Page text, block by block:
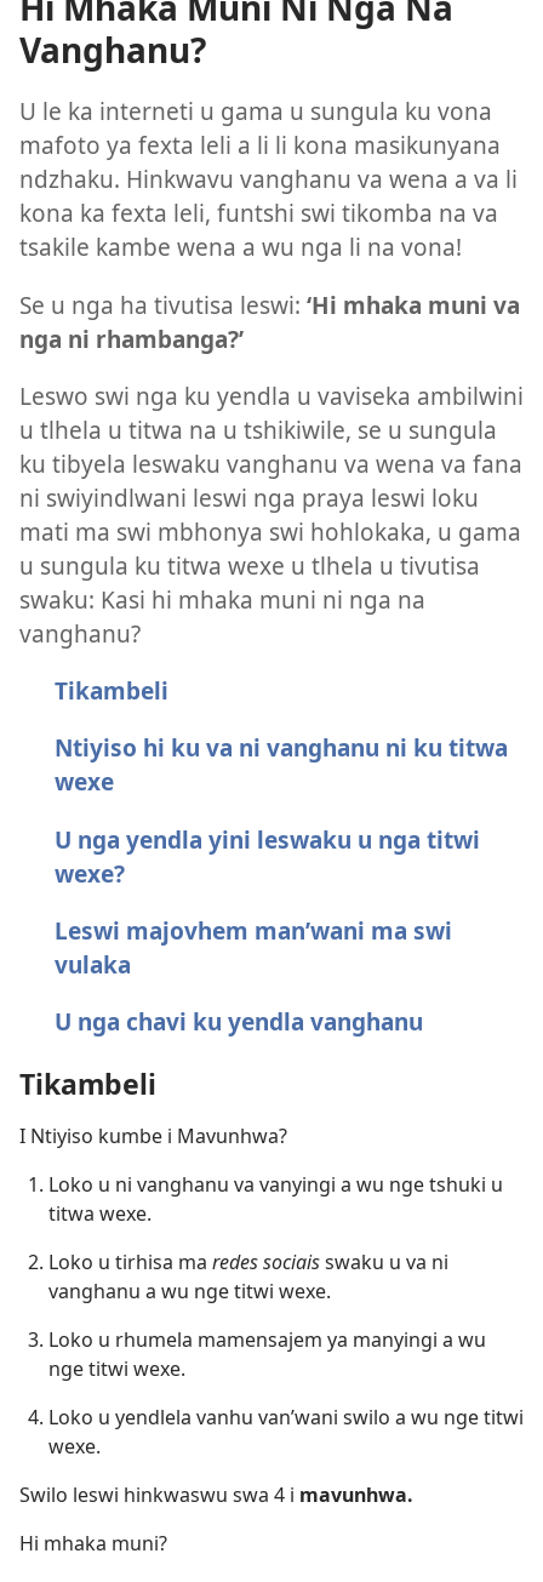
Vanghanu?
U le ka interneti u gama u sungula ku vona
mafoto ya fexta leli a li li kona masikunyana
ndzhaku. Hinkwavu vanghanu va wena a va li
kona ka fexta leli, funtshi swi tikomba na va
tsakile kambe wena a wu nga li na vona!
Se u nga ha tivutisa leswi: ‘Hi mhaka muni va
nga ni rhambanga?’
Leswo swi nga ku yendla u vaviseka ambilwini
u tlhela u titwa na u tshikiwile, se u sungula
ku tibyela leswaku vanghanu va wena va fana
ni swiyindlwani leswi nga praya leswi loku
mati ma swi mbhonya swi hohlokaka, u gama
u sungula ku titwa wexe u tlhela u tivutisa
swaku: Kasi hi mhaka muni ni nga na
vanghanu?
Tikambeli
Ntiyiso hi ku va ni vanghanu ni ku titwa
wexe
U nga yendla yini leswaku u nga titwi
wexe?
Leswi majovhem man’wani ma swi
vulaka
U nga chavi ku yendla vanghanu
Tikambeli
I Ntiyiso kumbe i Mavunhwa?
Loko u ni vanghanu va vanyingi a wu nge tshuki u
titwa wexe.
Loko u tirhisa ma redes sociaisswaku u va ni
vanghanu a wu nge titwi wexe.
Loko u rhumela mamensajem ya manyingi a wu
nge titwi wexe.
Loko u yendlela vanhu van’wani swilo a wu nge titwi
wexe.
Swilo leswi hinkwaswu swa 4 i mavunhwa.
Hi mhaka muni?